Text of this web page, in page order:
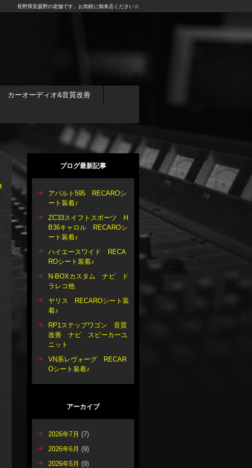
長野県安曇野の老舗です。お気軽に御来店ください☆
カーオーディオ&音質改善
ブログ最新記事
アバルト595 RECAROシ
ート装着♪
ZC33スイフトスポーツ H
B36キャロル RECAROシ
ート装着♪
ハイエースワイド RECA
ROシート装着♪
N-BOXカスタム ナビ ド
ラレコ他
ヤリス RECAROシート装
着♪
RP1ステップワゴン 音質
改善 ナビ スピーカーユ
ニット
VN系レヴォーグ RECAR
Oシート装着♪
アーカイブ
2026年7月 (7)
2026年6月 (9)
2026年5月 (9)